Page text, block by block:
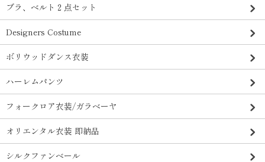
ブラ、ベルト２点セット
Designers Costume
ボリウッドダンス衣装
ハーレムパンツ
フォークロア衣装/ガラベーヤ
オリエンタル衣装 即納品
シルクファンベール